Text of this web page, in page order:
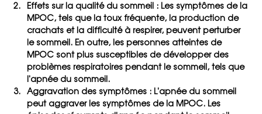
Effets sur la qualité du sommeil : Les symptômes de la
MPOC, tels que la toux fréquente, la production de
crachats et la difficulté à respirer, peuvent perturber
le sommeil. En outre, les personnes atteintes de
MPOC sont plus susceptibles de développer des
problèmes respiratoires pendant le sommeil, tels que
l'apnée du sommeil.
Aggravation des symptômes : L'apnée du sommeil
peut aggraver les symptômes de la MPOC. Les